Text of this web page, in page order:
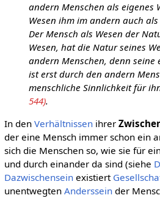
andern Menschen als eigenes
Wesen ihm im andern auch
Der Mensch als Wesen der
Wesen, hat die Natur seines
andern Menschen, denn seine
ist erst durch den andern
menschliche Sinnlichkeit für
544).
In den Verhältnissenihrer
der eine Mensch immer schon ein
sich die Menschen so, wie sie für
und durch einander da sind (siehe
Dazwischenseinexistiert
unentwegten Andersseinder